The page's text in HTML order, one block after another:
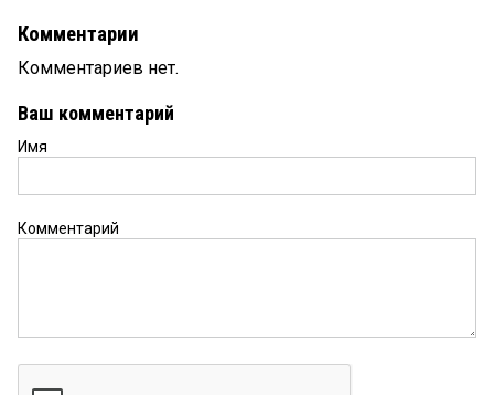
Комментарии
Комментариев нет.
Ваш комментарий
Имя
Комментарий